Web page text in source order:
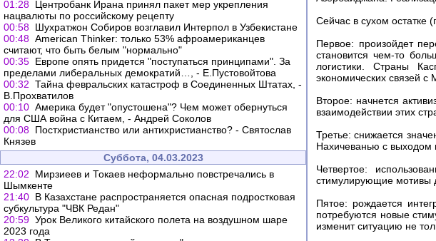
01:28 Центробанк Ирана принял пакет мер укрепления
нацвалюты по российскому рецепту
00:58 Шухратжон Собиров возглавил Интерпол в Узбекистане
00:48 American Thinker: только 53% афроамериканцев
считают, что быть белым "нормально"
00:35 Европе опять придется "поступаться принципами". За
пределами либеральных демократий…, - Е.Пустовойтова
00:32 Тайна февральских катастроф в Соединенных Штатах, -
В.Прохватилов
00:10 Америка будет "опустошена"? Чем может обернуться
для США война с Китаем, - Андрей Соколов
00:08 Постхристианство или антихристианство? - Святослав
Князев
Суббота, 04.03.2023
22:02
Мирзиеев и Токаев неформально повстречались в
Шымкенте
21:40 В Казахстане распространяется опасная подростковая
субкультура "ЧВК Редан"
20:59 Урок Великого китайского полета на воздушном шаре
2023 года
Сейчас в сухом остатке
Первое: произойдет
становится чем-то
логистики. Страны
экономических связей с
Второе: начнется
взаимодействии этих
Третье: снижается
Нахичеванью с выходом
Четвертое:
стимулирующие мотивы
Пятое: рождается
потребуются новые
изменит ситуацию не